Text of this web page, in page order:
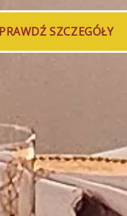
SZCZEGÓŁY